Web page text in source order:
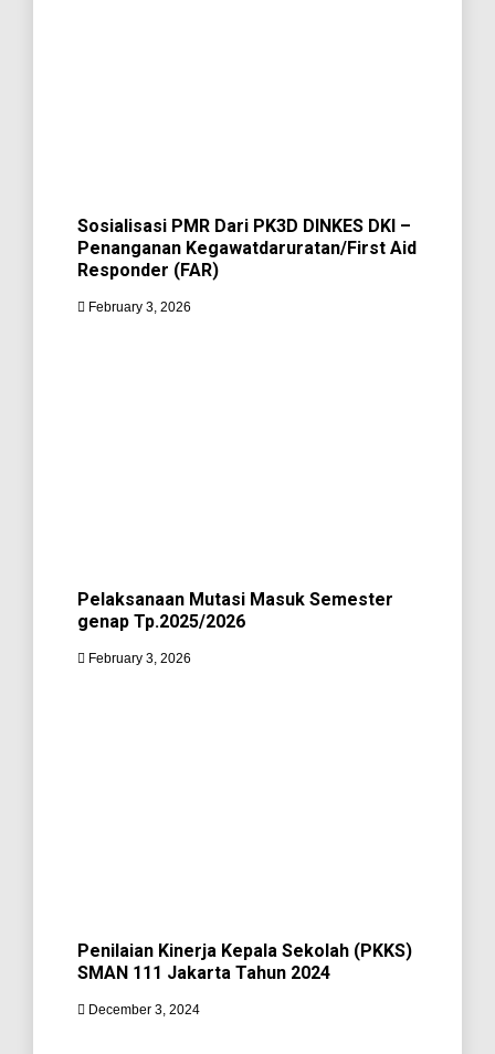
Sosialisasi PMR Dari PK3D DINKES DKI –
Penanganan Kegawatdaruratan/First Aid
Responder (FAR)
February 3, 2026
Pelaksanaan Mutasi Masuk Semester
genap Tp.2025/2026
February 3, 2026
Penilaian Kinerja Kepala Sekolah (PKKS)
SMAN 111 Jakarta Tahun 2024
December 3, 2024